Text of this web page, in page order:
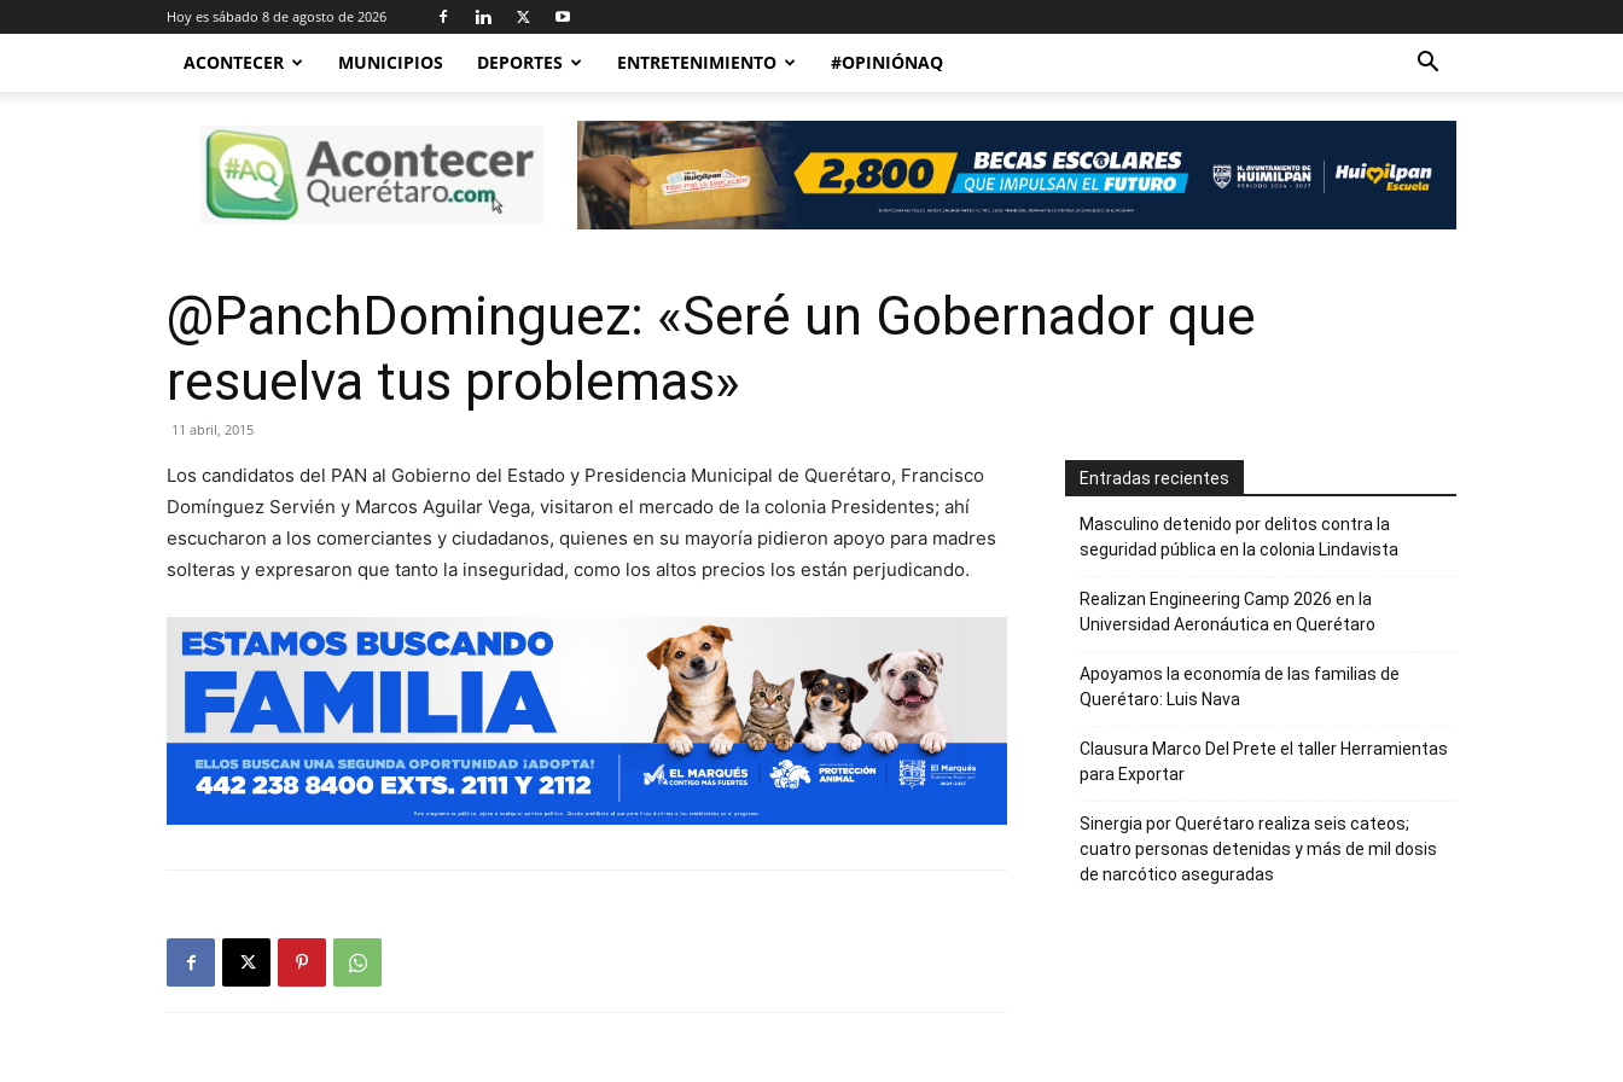
Hoy es sábado 8 de agosto de 2026
ACONTECER MUNICIPIOS DEPORTES ENTRETENIMIENTO #OPINIÓNAQ
Acontecer
Querétaro
@PanchDominguez: «Seré un Gobernador que
resuelva tus problemas»
11 abril, 2015
Los candidatos del PAN al Gobierno del Estado y Presidencia Municipal de Querétaro, Francisco
Domínguez Servién y Marcos Aguilar Vega, visitaron el mercado de la colonia Presidentes; ahí
escucharon a los comerciantes y ciudadanos, quienes en su mayoría pidieron apoyo para madres
solteras y expresaron que tanto la inseguridad, como los altos precios los están perjudicando.
Entradas recientes
Masculino detenido por delitos contra la
seguridad pública en la colonia Lindavista
Realizan Engineering Camp 2026 en la
Universidad Aeronáutica en Querétaro
Apoyamos la economía de las familias de
Querétaro: Luis Nava
Clausura Marco Del Prete el taller Herramientas
para Exportar
Sinergia por Querétaro realiza seis cateos;
cuatro personas detenidas y más de mil dosis
de narcótico aseguradas